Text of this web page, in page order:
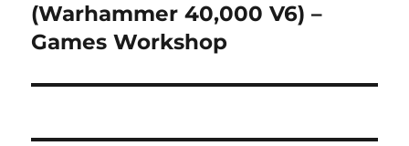
suivante :
(Warhammer 40,000 V6) –
Games Workshop